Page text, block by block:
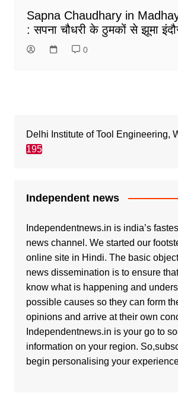
Sapna Chaudhary in
: सपना चौधरी के ठुमकों से झूमा
0
Delhi Institute of Tool Engineering,
195
Independent news
Independentnews.in is india’s
news channel. We started our
online site in Hindi. The basic
news dissemination is to ensure
know what is happening and
possible causes so they can form
opinions and arrive at their own
Independentnews.in is your go to
information on your region.
begin personalising your